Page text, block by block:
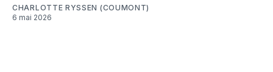
CHARLOTTE RYSSEN (COUMONT)
6 mai 2026